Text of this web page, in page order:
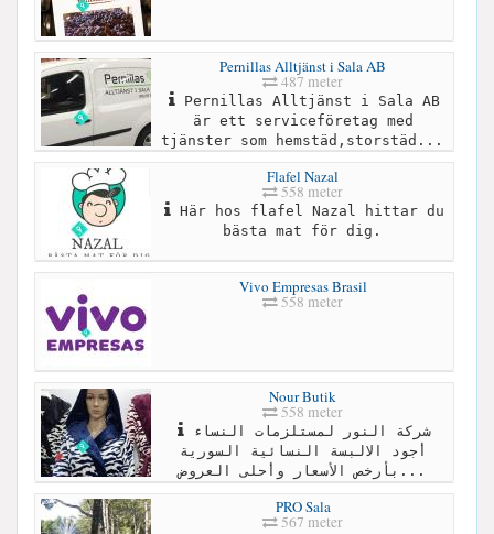
Pernillas Alltjänst i Sala AB
487 meter
Pernillas Alltjänst i Sala AB
är ett serviceföretag med
tjänster som hemstäd,storstäd...
Flafel Nazal
558 meter
Här hos flafel Nazal hittar du
bästa mat för dig.
Vivo Empresas Brasil
558 meter
Nour Butik
558 meter
شركة النور لمستلزمات النساء
أجود الالبسة النسائية السورية
بأرخص الأسعار وأحلى العروض...
PRO Sala
567 meter